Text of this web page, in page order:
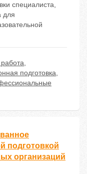
специалиста,
для
,
подготовка,
подготовкой
организаций